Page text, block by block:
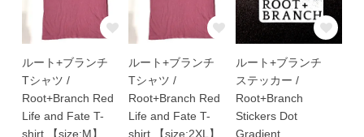
ルート+ブランチ
Tシャツ /
Root+Branch Red
Life and Fate T-
shirt 【size:M】
ルート+ブランチ
Tシャツ /
Root+Branch Red
Life and Fate T-
shirt 【size:2XL】
ルート+ブランチ
ステッカー /
Root+Branch
Stickers Dot
Gradient